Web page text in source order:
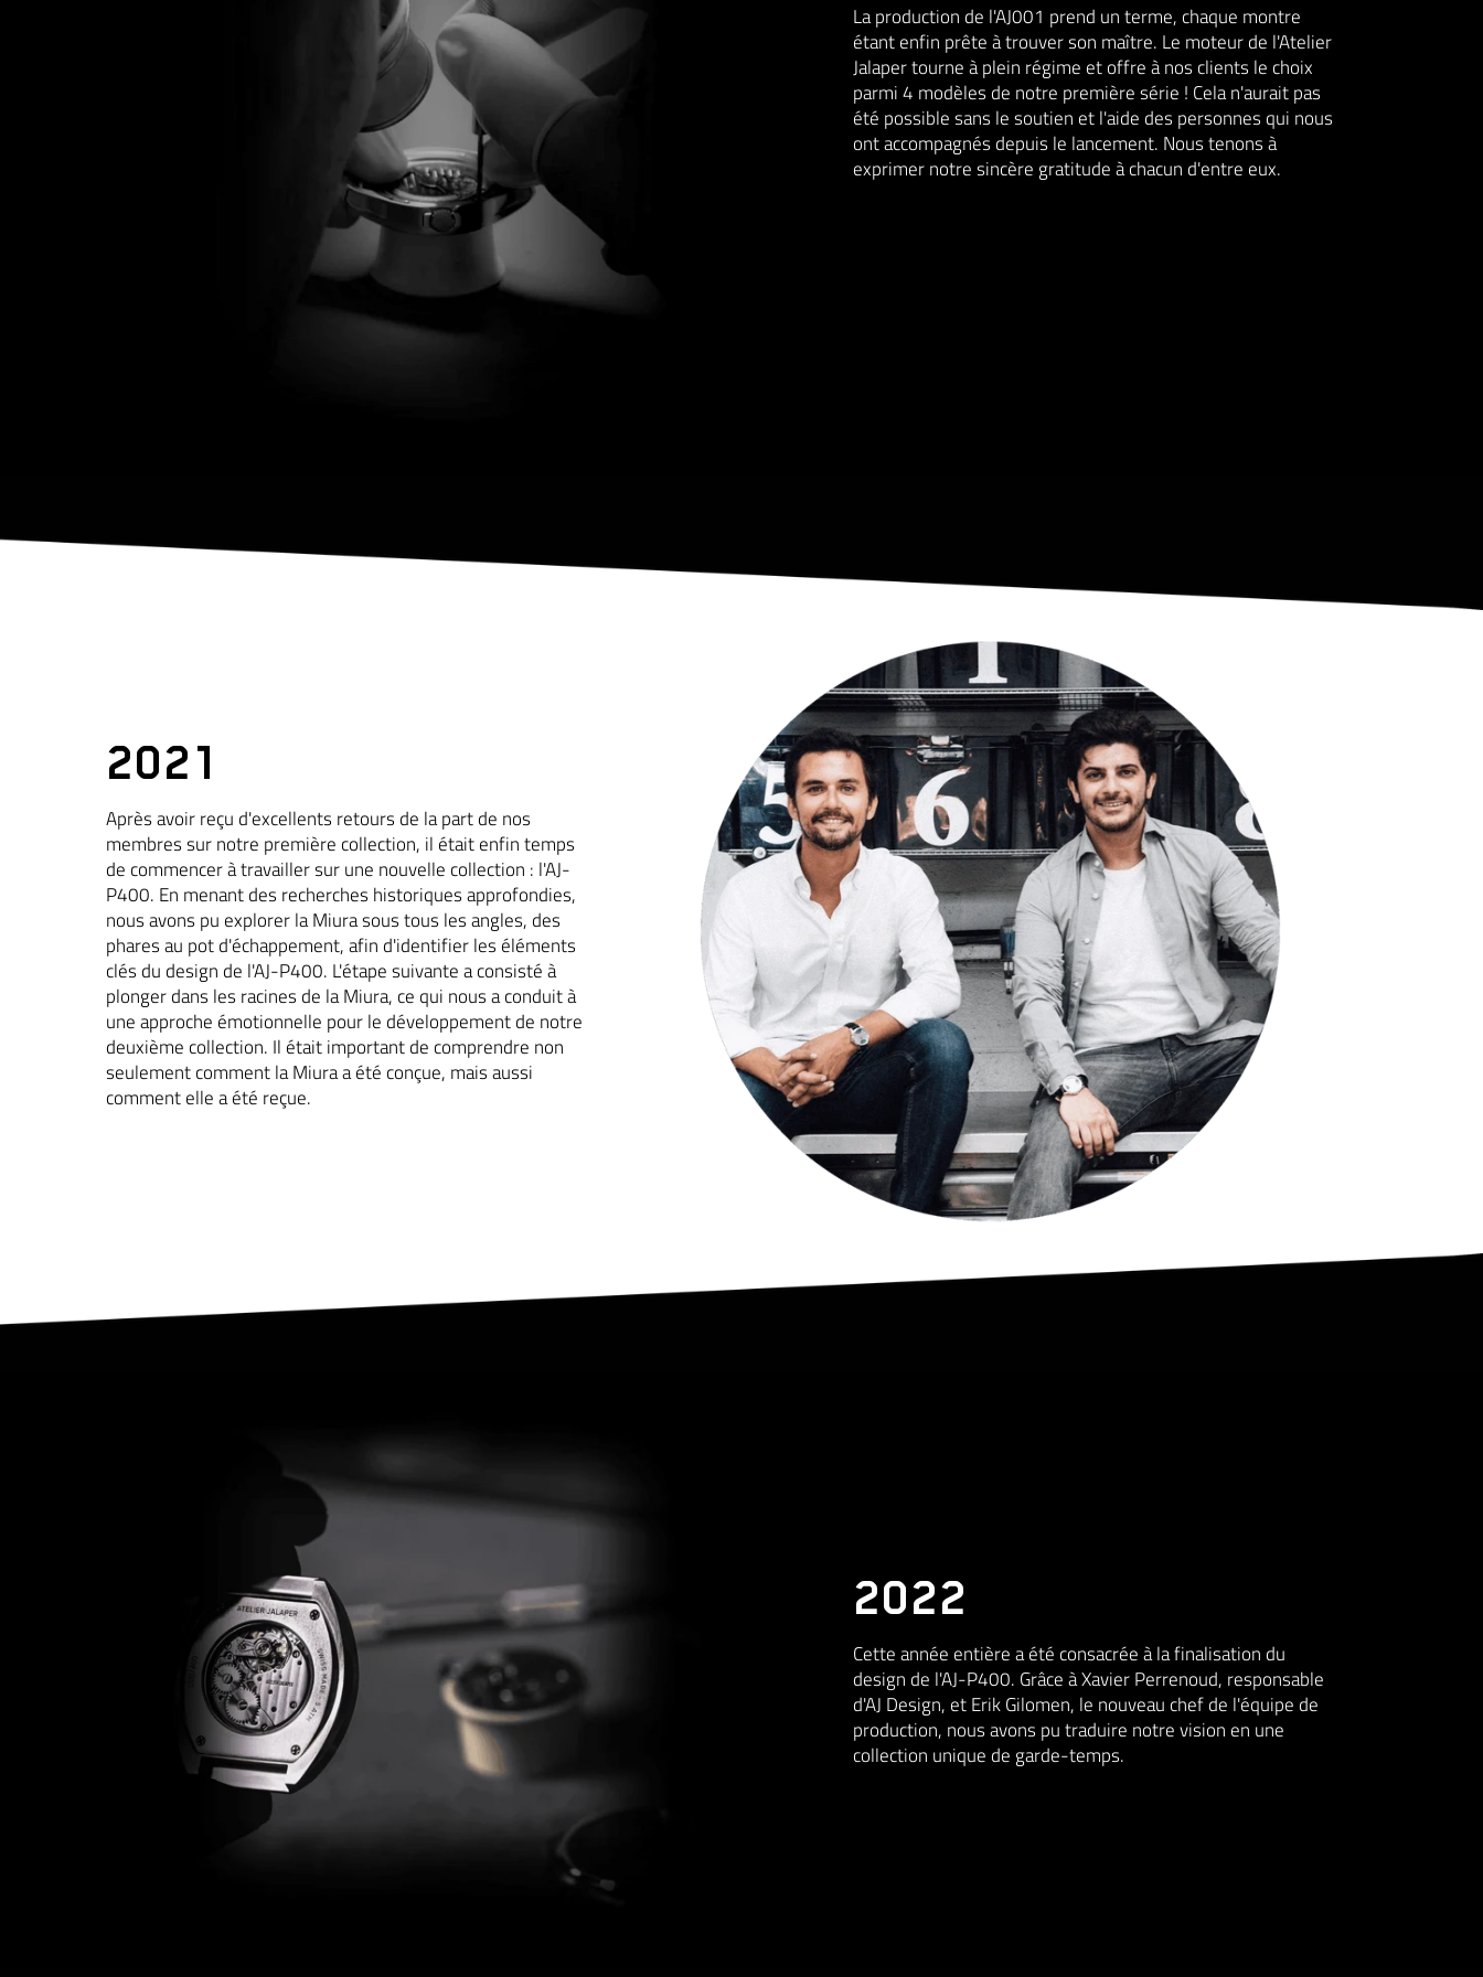
La production de l'AJ001 prend un terme, chaque montre
étant enfin prête à trouver son maître. Le moteur de l'Atelier
Jalaper tourne à plein régime et offre à nos clients le choix
parmi 4 modèles de notre première série ! Cela n'aurait pas
été possible sans le soutien et l'aide des personnes qui nous
ont accompagnés depuis le lancement. Nous tenons à
exprimer notre sincère gratitude à chacun d'entre eux.
2021
Après avoir reçu d'excellents retours de la part de nos
membres sur notre première collection, il était enfin temps
de commencer à travailler sur une nouvelle collection : l'AJ-
P400. En menant des recherches historiques approfondies,
nous avons pu explorer la Miura sous tous les angles, des
phares au pot d'échappement, afin d'identifier les éléments
clés du design de l'AJ-P400. L'étape suivante a consisté à
plonger dans les racines de la Miura, ce qui nous a conduit à
une approche émotionnelle pour le développement de notre
deuxième collection. Il était important de comprendre non
seulement comment la Miura a été conçue, mais aussi
comment elle a été reçue.
2022
Cette année entière a été consacrée à la finalisation du
design de l'AJ-P400. Grâce à Xavier Perrenoud, responsable
d'AJ Design, et Erik Gilomen, le nouveau chef de l'équipe de
production, nous avons pu traduire notre vision en une
collection unique de garde-temps.